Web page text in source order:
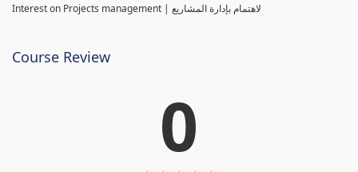
Interest on Projects management | لاهتمام بإدارة المشاريع
Course Review
0